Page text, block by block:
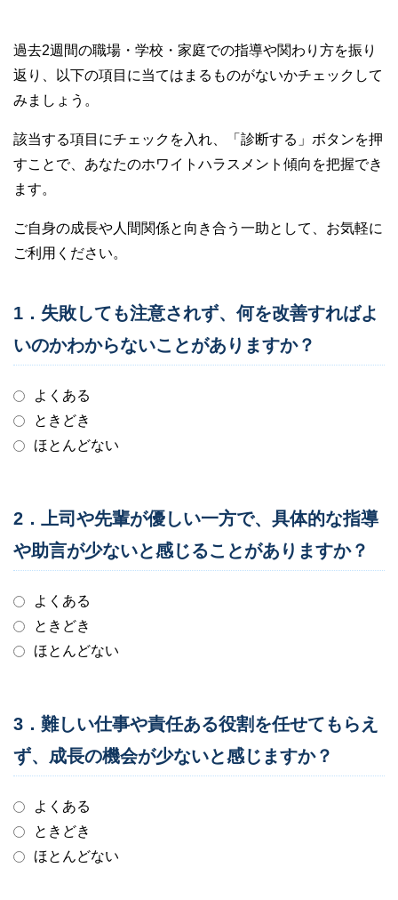
過去2週間の職場・学校・家庭での指導や関わり方を振り
返り、以下の項目に当てはまるものがないかチェックして
みましょう。
該当する項目にチェックを入れ、「診断する」ボタンを押
すことで、あなたのホワイトハラスメント傾向を把握でき
ます。
ご自身の成長や人間関係と向き合う一助として、お気軽に
ご利用ください。
1．失敗しても注意されず、何を改善すればよ
いのかわからないことがありますか？
よくある
ときどき
ほとんどない
2．上司や先輩が優しい一方で、具体的な指導
や助言が少ないと感じることがありますか？
よくある
ときどき
ほとんどない
3．難しい仕事や責任ある役割を任せてもらえ
ず、成長の機会が少ないと感じますか？
よくある
ときどき
ほとんどない